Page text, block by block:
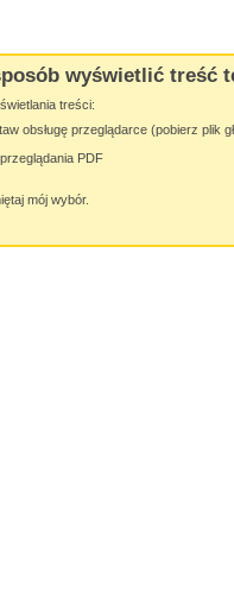
wyświetlić treść
treści:
obsługę przeglądarce (pobierz plik
PDF
mój wybór.